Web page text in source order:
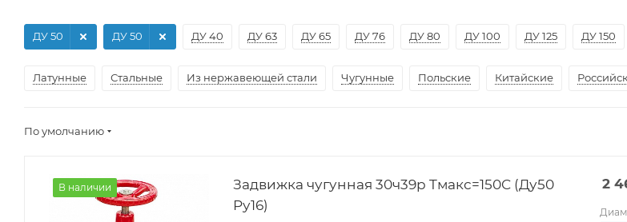
ДУ 40
ДУ 50 ДУ 63 ДУ 65 ДУ 76 ДУ 80 ДУ 100 ДУ 125 ДУ 150
ДУ 50
Латунные Стальные Из нержавеющей стали Чугунные Польские Китайские
По умолчанию
В наличии
Задвижка чугунная 30ч39р Tмакс=150C (Ду50
Pу16)
2